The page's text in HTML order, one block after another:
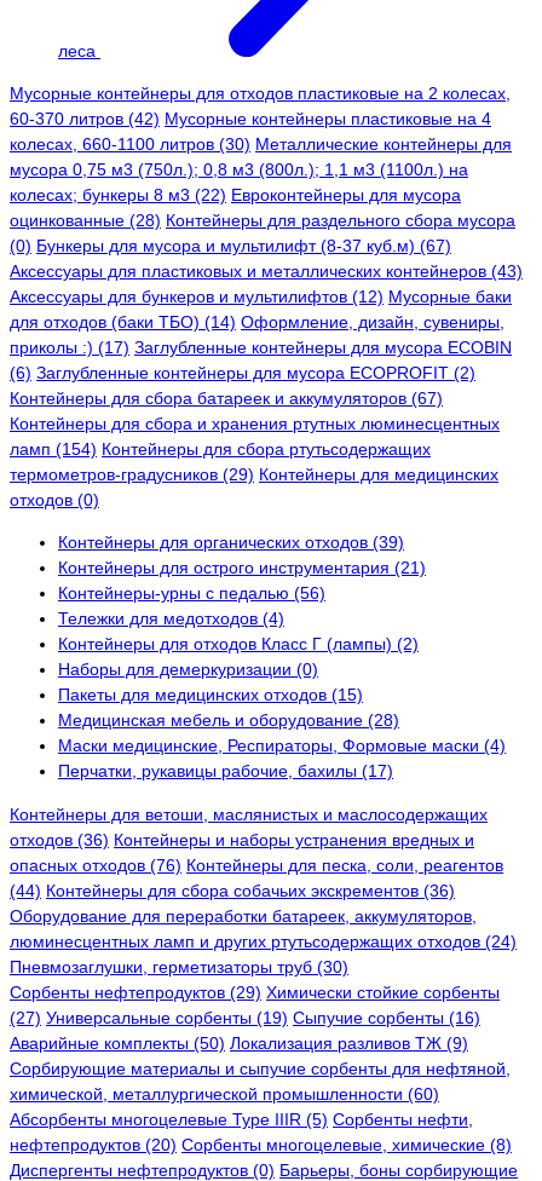
леса
Мусорные контейнеры для отходов пластиковые на 2 колесах,
60-370 литров (42) Мусорные контейнеры пластиковые на 4
колесах, 660-1100 литров (30) Металлические контейнеры для
мусора 0,75 м3 (750л.); 0,8 м3 (800л.); 1,1 м3 (1100л.) на
колесах; бункеры 8 м3 (22) Евроконтейнеры для мусора
оцинкованные (28) Контейнеры для раздельного сбора мусора
(0) Бункеры для мусора и мультилифт (8-37 куб.м) (67)
Аксессуары для пластиковых и металлических контейнеров (43)
Аксессуары для бункеров и мультилифтов (12) Мусорные баки
для отходов (баки ТБО) (14) Оформление, дизайн, сувениры,
приколы :) (17) Заглубленные контейнеры для мусора ECOBIN
(6) Заглубленные контейнеры для мусора ECOPROFIT (2)
Контейнеры для сбора батареек и аккумуляторов (67)
Контейнеры для сбора и хранения ртутных люминесцентных
ламп (154) Контейнеры для сбора ртутьсодержащих
термометров-градусников (29) Контейнеры для медицинских
отходов (0)
Контейнеры для органических отходов (39)
Контейнеры для острого инструментария (21)
Контейнеры-урны с педалью (56)
Тележки для медотходов (4)
Контейнеры для отходов Класс Г (лампы) (2)
Наборы для демеркуризации (0)
Пакеты для медицинских отходов (15)
Медицинская мебель и оборудование (28)
Маски медицинские, Респираторы, Формовые маски (4)
Перчатки, рукавицы рабочие, бахилы (17)
Контейнеры для ветоши, маслянистых и маслосодержащих
отходов (36) Контейнеры и наборы устранения вредных и
опасных отходов (76) Контейнеры для песка, соли, реагентов
(44) Контейнеры для сбора собачьих экскрементов (36)
Оборудование для переработки батареек, аккумуляторов,
люминесцентных ламп и других ртутьсодержащих отходов (24)
Пневмозаглушки, герметизаторы труб (30)
Сорбенты нефтепродуктов (29) Химически стойкие сорбенты
(27) Универсальные сорбенты (19) Сыпучие сорбенты (16)
Аварийные комплекты (50) Локализация разливов ТЖ (9)
Сорбирующие материалы и сыпучие сорбенты для нефтяной,
химической, металлургической промышленности (60)
Абсорбенты многоцелевые Type IIIR (5) Cорбенты нефти,
нефтепродуктов (20) Сорбенты многоцелевые, химические (8)
Диспергенты нефтепродуктов (0) Барьеры, боны сорбирующие